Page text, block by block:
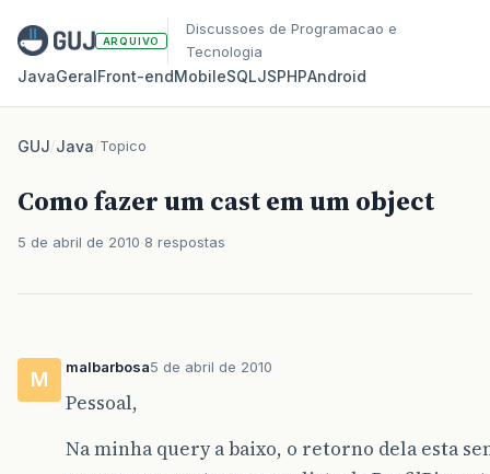
ARQUIVO
Discussoes de Programacao e
Tecnologia
JavaGeralFront‑endMobileSQLJSPHPAndroid
GUJ/Java/Topico
Como fazer um cast em um object
5 de abril de 2010 8 respostas
M
malbarbosa5 de abril de 2010
Pessoal,
Na minha query a baixo, o retorno dela esta